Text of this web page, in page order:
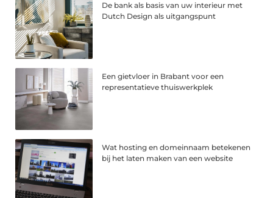
De bank als basis van uw interieur met
Dutch Design als uitgangspunt
Een gietvloer in Brabant voor een
representatieve thuiswerkplek
Wat hosting en domeinnaam betekenen
bij het laten maken van een website